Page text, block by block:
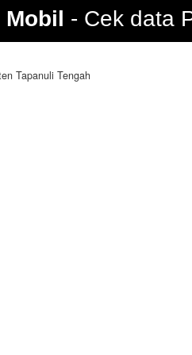
Mobil Cek data
Tapanuli Tengah